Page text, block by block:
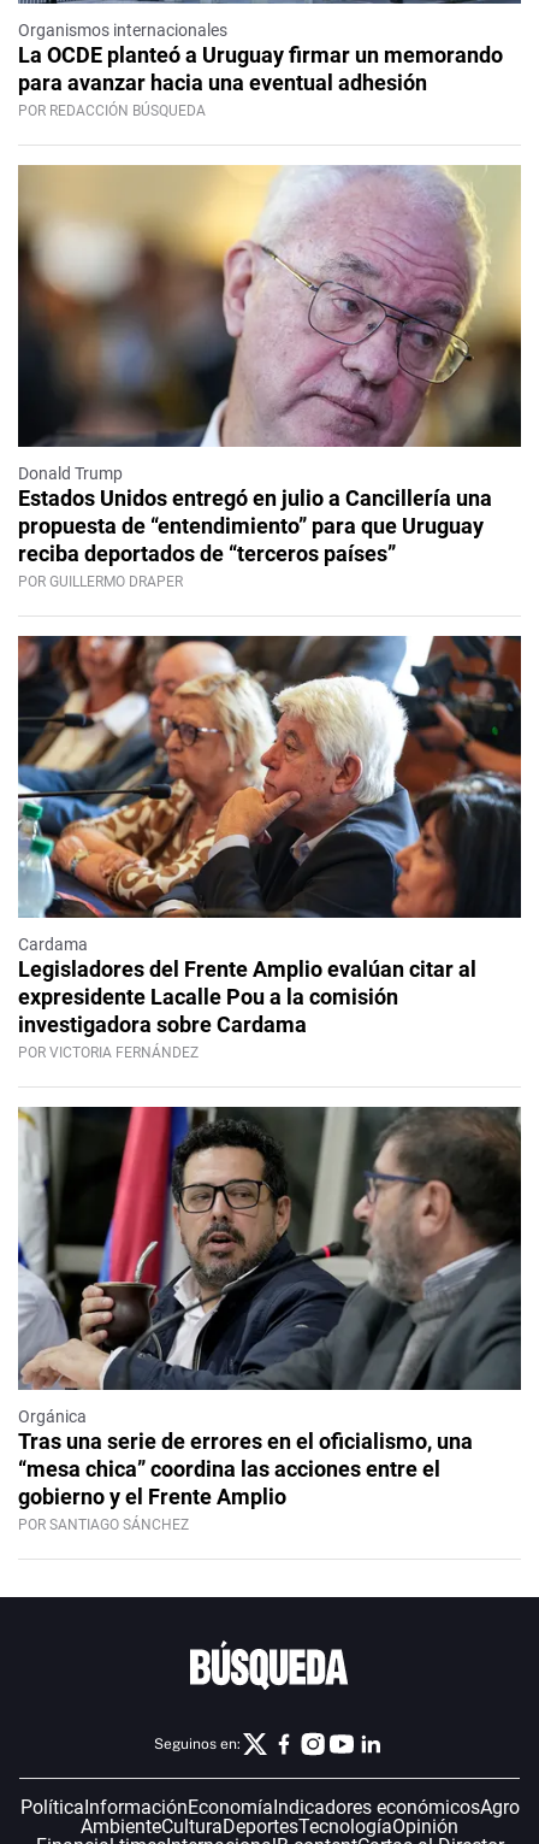
Organismos internacionales
La OCDE planteó a Uruguay firmar un memorando
para avanzar hacia una eventual adhesión
POR REDACCIÓN BÚSQUEDA
Donald Trump
Estados Unidos entregó en julio a Cancillería una
propuesta de “entendimiento” para que Uruguay
reciba deportados de “terceros países”
POR GUILLERMO DRAPER
Cardama
Legisladores del Frente Amplio evalúan citar al
expresidente Lacalle Pou a la comisión
investigadora sobre Cardama
POR VICTORIA FERNÁNDEZ
Orgánica
Tras una serie de errores en el oficialismo, una
“mesa chica” coordina las acciones entre el
gobierno y el Frente Amplio
POR SANTIAGO SÁNCHEZ
Seguinos en:
PolíticaInformaciónEconomíaIndicadores económicosAgro
AmbienteCulturaDeportesTecnologíaOpinión